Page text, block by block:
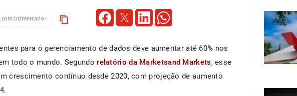
content_copy
para o gerenciamento de dados deve aumentar até 60% nos
todo o mundo. Segundorelatório da Marketsand Markets, esse
crescimento contínuo desde 2020, com projeção de aumento